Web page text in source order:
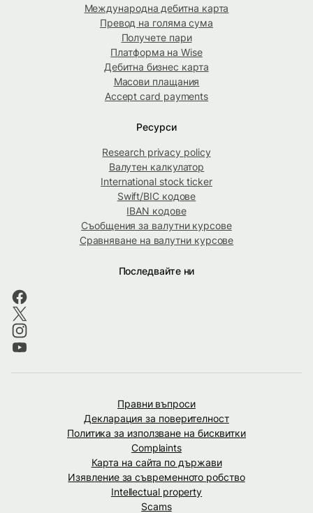
Международна дебитна карта
Превод на голяма сума
Получете пари
Платформа на Wise
Дебитна бизнес карта
Масови плащания
Accept card payments
Ресурси
Research privacy policy
Валутен калкулатор
International stock ticker
Swift/BIC кодове
IBAN кодове
Съобщения за валутни курсове
Сравняване на валутни курсове
Последвайте ни
Правни въпроси
Декларация за поверителност
Политика за използване на бисквитки
Complaints
Карта на сайта по държави
Изявление за съвременното робство
Intellectual property
Scams